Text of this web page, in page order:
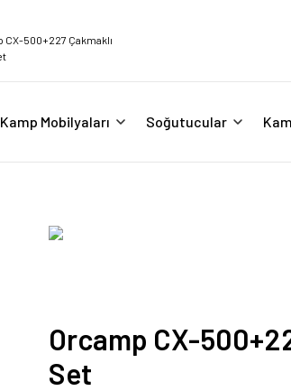
Kamp Mobilyaları Soğutucular
Orcamp CX-
Set